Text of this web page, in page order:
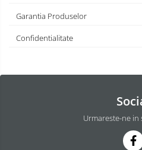
Garantia Produselor
Confidentialitate
Urmareste-ne in